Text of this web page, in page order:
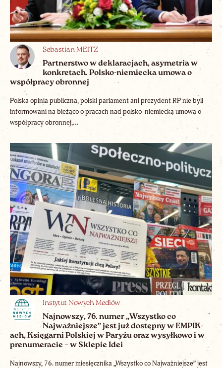
Sebastian MEITZ
Partnerstwo w deklaracjach, asymetria w
konkretach. Polsko-niemiecka umowa o
współpracy obronnej
Polska opinia publiczna, polski parlament ani prezydent RP nie byli
informowani na bieżąco o pracach nad polsko-niemiecką umową o
współpracy obronnej,...
Instytut Nowych Mediów
Najnowszy, 76. numer „Wszystko co
Najważniejsze” jest już dostępny w EMPIK-
ach, Księgarni Polskiej w Paryżu oraz wysyłkowo i w
prenumeracie – w Sklepie Idei
Najnowszy, 76. numer miesięcznika „Wszystko co Najważniejsze” jest